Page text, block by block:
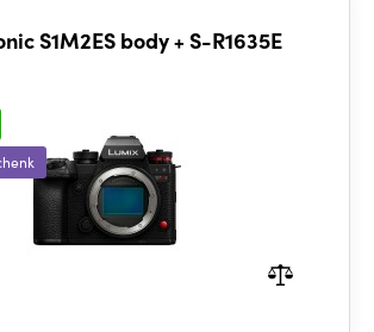
S1M2ES body + S-R1635E